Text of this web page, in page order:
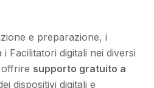
e preparazione, i
Facilitatori digitali nei diversi
supporto gratuito a
dispositivi digitali e